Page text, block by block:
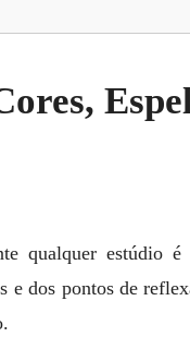
qualquer estúdio
e dos pontos de